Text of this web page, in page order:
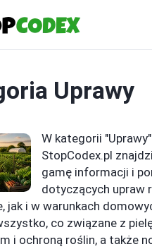
Uprawy
W kategorii
StopCodex.pl
gamę informacji i
dotyczących upraw
jak i w warunkach
co związane z
i ochroną roślin, a także